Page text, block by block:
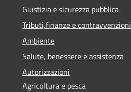
Giustizia e sicurezza pubblica
Tributi,finanze e contravvenzioni
Ambiente
Salute, benessere e assistenza
Autorizzazioni
Agricoltura e pesca